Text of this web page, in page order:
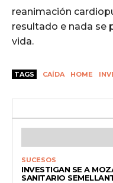
reanimación
resultado e nada se
vida.
TAGS CAÍDA HOME
SUCESOS
INVESTIGAN SE A
SANITARIO